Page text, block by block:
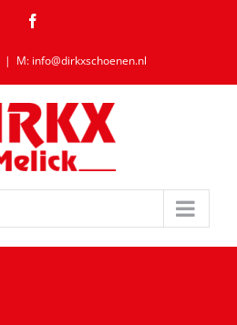
| M: info@dirkxschoenen.nl